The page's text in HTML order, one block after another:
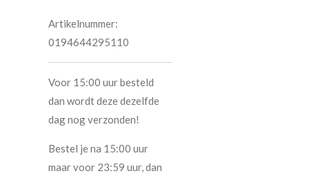
Artikelnummer:
0194644295110
Voor 15:00 uur besteld
dan wordt deze dezelfde
dag nog verzonden!
Bestel je na 15:00 uur
maar voor 23:59 uur, dan